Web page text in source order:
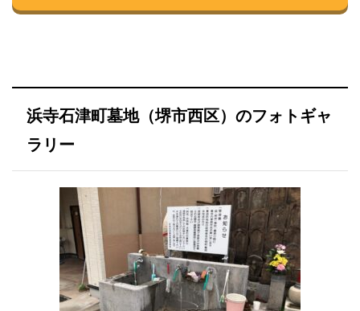
浜寺石津町墓地（堺市西区）のフォトギャ
ラリー